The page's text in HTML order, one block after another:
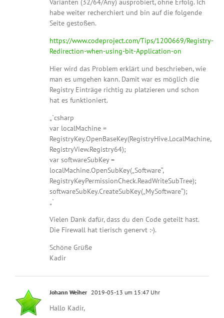
Varianten (32/64/Any) ausprobiert, ohne Erfolg. Ich
habe weiter recherchiert und bin auf die folgende
Seite gestoßen.
https://www.codeproject.com/Tips/1200669/Registry-
Redirection-when-using-bit-Application-on
Hier wird das Problem erklärt und beschrieben, wie
man es umgehen kann. Damit war es möglich die
Registry Einträge richtig zu platzieren und schon
hat es funktioniert.
„`csharp
var localMachine =
RegistryKey.OpenBaseKey(RegistryHive.LocalMachine,
RegistryView.Registry64);
var softwareSubKey =
localMachine.OpenSubKey(„Software“,
RegistryKeyPermissionCheck.ReadWriteSubTree);
softwareSubKey.CreateSubKey(„MySoftware“);
„`
Vielen Dank dafür, dass du den Code geteilt hast.
Die Firewall hat tierisch genervt :-).
Schöne Grüße
Kadir
Johann Weiher 2019-05-13 um 15:47 Uhr
Hallo Kadir,